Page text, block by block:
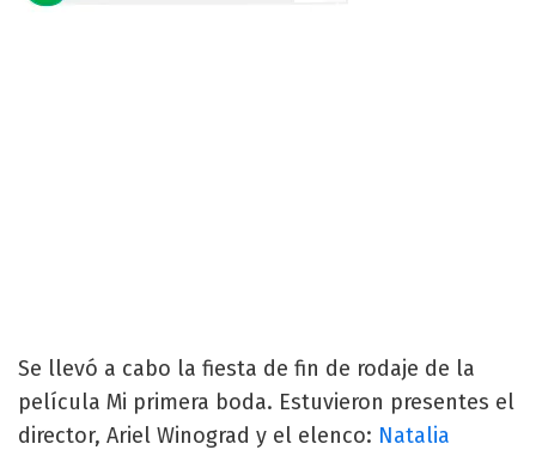
Se llevó a cabo la fiesta de fin de rodaje de la
película Mi primera boda. Estuvieron presentes el
director, Ariel Winograd y el elenco: Natalia